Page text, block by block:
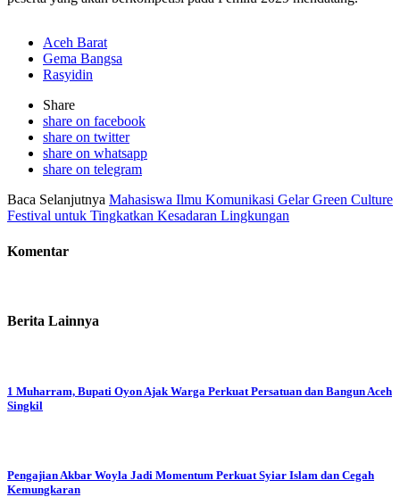
Aceh Barat
Gema Bangsa
Rasyidin
Share
share on facebook
share on twitter
share on whatsapp
share on telegram
Baca Selanjutnya Mahasiswa Ilmu Komunikasi Gelar Green Culture
Festival untuk Tingkatkan Kesadaran Lingkungan
Komentar
Berita Lainnya
1 Muharram, Bupati Oyon Ajak Warga Perkuat Persatuan dan Bangun Aceh
Singkil
Pengajian Akbar Woyla Jadi Momentum Perkuat Syiar Islam dan Cegah
Kemungkaran